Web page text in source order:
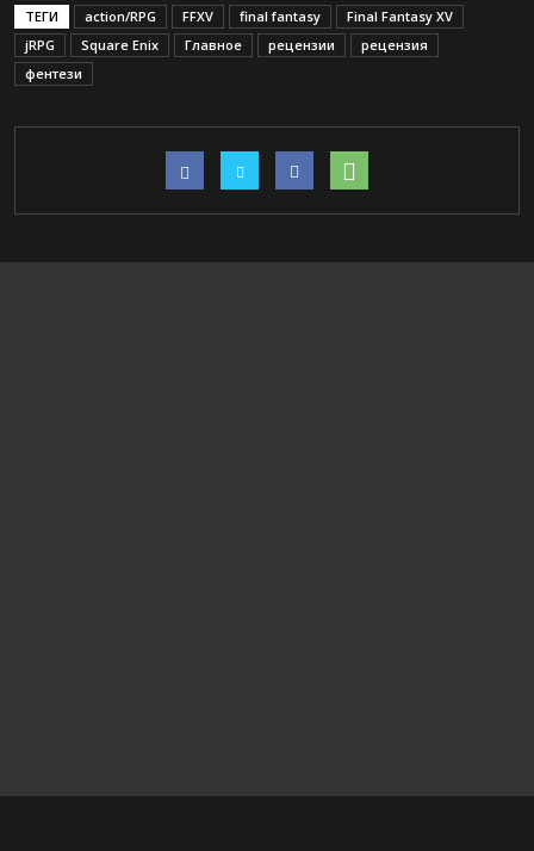
ТЕГИ action/RPG FFXV final fantasy
Final Fantasy XV
jRPG
Square Enix Главное рецензии
рецензия
фентези